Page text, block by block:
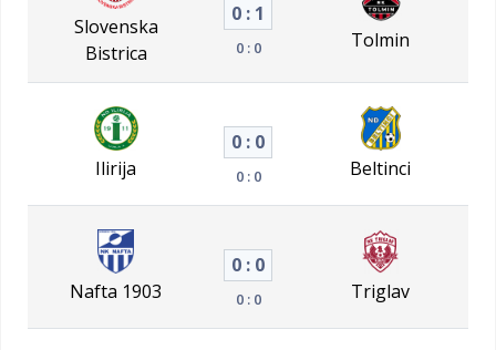
Slovenska
Bistrica
0 : 1
0 : 0 Tolmin
Ilirija
0 : 0
0 : 0 Beltinci
Nafta 1903
0 : 0
0 : 0 Triglav